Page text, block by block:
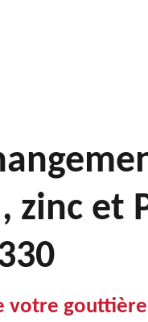
zinc et
votre